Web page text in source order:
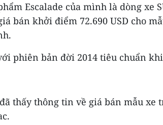
Escalade của mình là dòng xe
bán khởi điểm 72.690 USD cho
phiên bản đời 2014 tiêu chuẩn
thấy thông tin về giá bán mẫu xe